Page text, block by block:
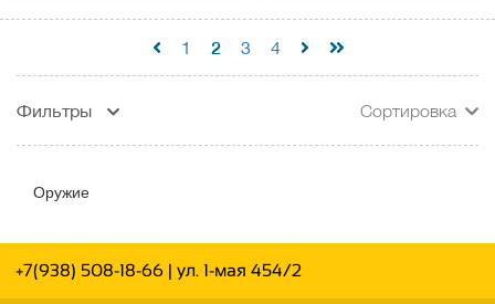
1 2 3 4
Фильтры Сортировка
Оружие
+7(938) 508-18-66 | ул. 1-мая 454/2